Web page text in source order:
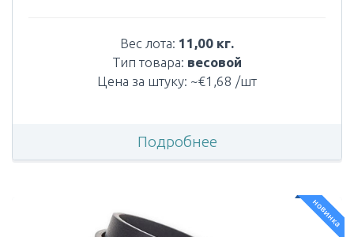
Вес лота: 11,00 кг.
Тип товара: весовой
Цена за штуку: ~€1,68 /шт
Подробнее
новинка